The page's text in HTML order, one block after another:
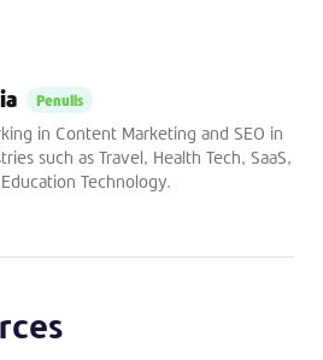
in Content Marketing and SEO in
such as Travel, Health Tech, SaaS,
Technology.